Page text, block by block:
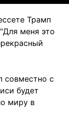
Трамп
меня это
совместно с
будет
миру в